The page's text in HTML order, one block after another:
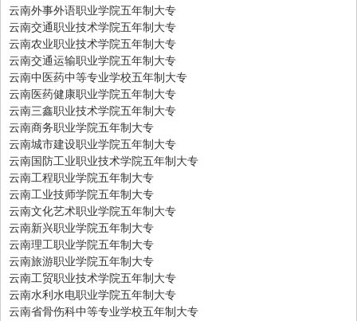
云南外事外语职业学院五年制大专
云南交通职业技术学院五年制大专
云南农业职业技术学院五年制大专
云南交通运输职业学院五年制大专
云南中医药中等专业学校五年制大专
云南医药健康职业学院五年制大专
云南三鑫职业技术学院五年制大专
云南商务职业学院五年制大专
云南城市建设职业学院五年制大专
云南国防工业职业技术学院五年制大专
云南工程职业学院五年制大专
云南工业技师学院五年制大专
云南文化艺术职业学院五年制大专
云南新兴职业学院五年制大专
云南理工职业学院五年制大专
云南旅游职业学院五年制大专
云南工贸职业技术学院五年制大专
云南水利水电职业学院五年制大专
云南省骨伤科中等专业学校五年制大专